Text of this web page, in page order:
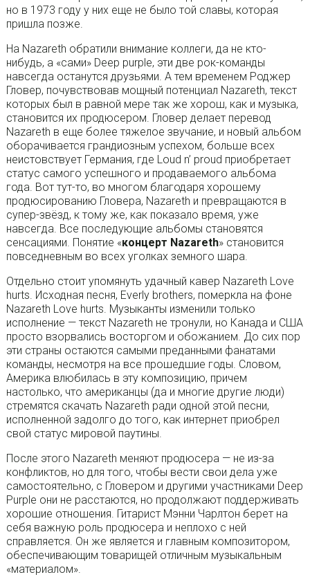
но в 1973 году у них еще не было той славы, которая
пришла позже.
На Nazareth обратили внимание коллеги, да не кто-
нибудь, а «сами» Deep purple, эти две рок-команды
навсегда останутся друзьями. А тем временем Роджер
Гловер, почувствовав мощный потенциал Nazareth, текст
которых был в равной мере так же хорош, как и музыка,
становится их продюсером. Гловер делает перевод
Nazareth в еще более тяжелое звучание, и новый альбом
оборачивается грандиозным успехом, больше всех
неистовствует Германия, где Loud n’ proud приобретает
статус самого успешного и продаваемого альбома
года. Вот тут-то, во многом благодаря хорошему
продюсированию Гловера, Nazareth и превращаются в
супер-звёзд, к тому же, как показало время, уже
навсегда. Все последующие альбомы становятся
сенсациями. Понятие «концерт Nazareth» становится
повседневным во всех уголках земного шара.
Отдельно стоит упомянуть удачный кавер Nazareth Love
hurts. Исходная песня, Everly brothers, померкла на фоне
Nazareth Love hurts. Музыканты изменили только
исполнение — текст Nazareth не тронули, но Канада и США
просто взорвались восторгом и обожанием. До сих пор
эти страны остаются самыми преданными фанатами
команды, несмотря на все прошедшие годы. Словом,
Америка влюбилась в эту композицию, причем
настолько, что американцы (да и многие другие люди)
стремятся скачать Nazareth ради одной этой песни,
исполненной задолго до того, как интернет приобрел
свой статус мировой паутины.
После этого Nazareth меняют продюсера — не из-за
конфликтов, но для того, чтобы вести свои дела уже
самостоятельно, с Гловером и другими участниками Deep
Purple они не расстаются, но продолжают поддерживать
хорошие отношения. Гитарист Мэнни Чарлтон берет на
себя важную роль продюсера и неплохо с ней
справляется. Он же является и главным композитором,
обеспечивающим товарищей отличным музыкальным
«материалом».